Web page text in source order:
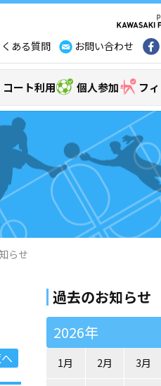
ある質問 お問い合わせ
コート利用 個人参加 フ
らせ
過去のお知らせ
2026年
1月 2月 3月